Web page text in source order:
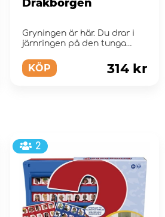
Drakborgen
Gryningen är här. Du drar i
järnringen på den tunga
KÖP 314 kr
2